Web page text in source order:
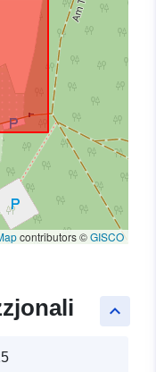
contributors ©GISCO
keyboard_arrow_up